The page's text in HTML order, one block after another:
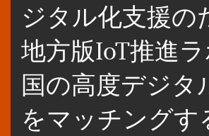
ジタル化支援の
地方版IoT推進
国の高度デジタ
をマッチングす